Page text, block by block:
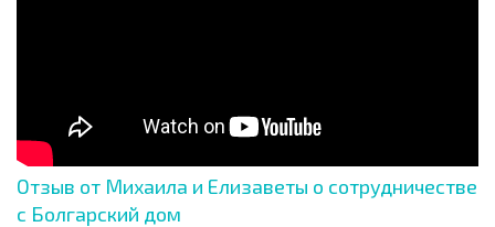
Отзыв от Михаила и Елизаветы о сотрудничестве
с Болгарский дом